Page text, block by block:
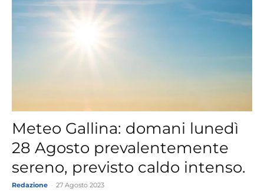
Meteo Gallina: domani lunedì
28 Agosto prevalentemente
sereno, previsto caldo intenso.
Redazione 27 Agosto 2023